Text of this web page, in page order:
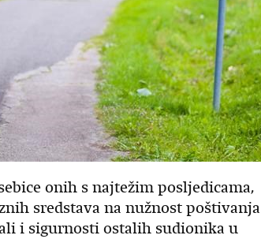
onih s najtežim posljedicama,
sredstava na nužnost poštivanja
i sigurnosti ostalih sudionika u